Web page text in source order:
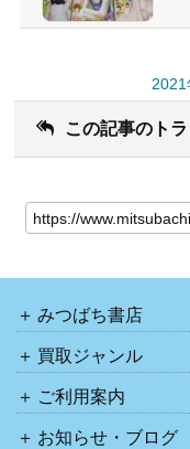
この記事のト
みつばち書店
買取ジャンル
ご利用案内
お知らせ・ブログ